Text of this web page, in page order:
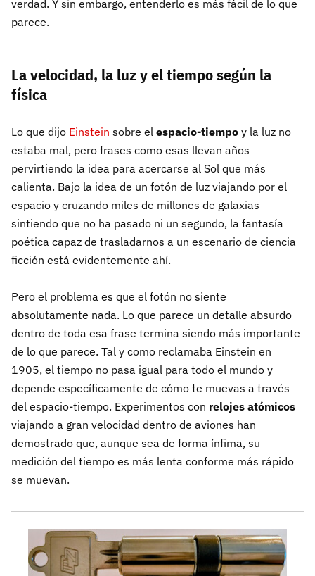
verdad. Y sin embargo, entenderlo es más fácil de lo que
parece.
La velocidad, la luz y el tiempo según la
física
Lo que dijo Einstein sobre el espacio-tiempo y la luz no
estaba mal, pero frases como esas llevan años
pervirtiendo la idea para acercarse al Sol que más
calienta. Bajo la idea de un fotón de luz viajando por el
espacio y cruzando miles de millones de galaxias
sintiendo que no ha pasado ni un segundo, la fantasía
poética capaz de trasladarnos a un escenario de ciencia
ficción está evidentemente ahí.
Pero el problema es que el fotón no siente
absolutamente nada. Lo que parece un detalle absurdo
dentro de toda esa frase termina siendo más importante
de lo que parece. Tal y como reclamaba Einstein en
1905, el tiempo no pasa igual para todo el mundo y
depende específicamente de cómo te muevas a través
del espacio-tiempo. Experimentos con relojes atómicos
viajando a gran velocidad dentro de aviones han
demostrado que, aunque sea de forma ínfima, su
medición del tiempo es más lenta conforme más rápido
se muevan.